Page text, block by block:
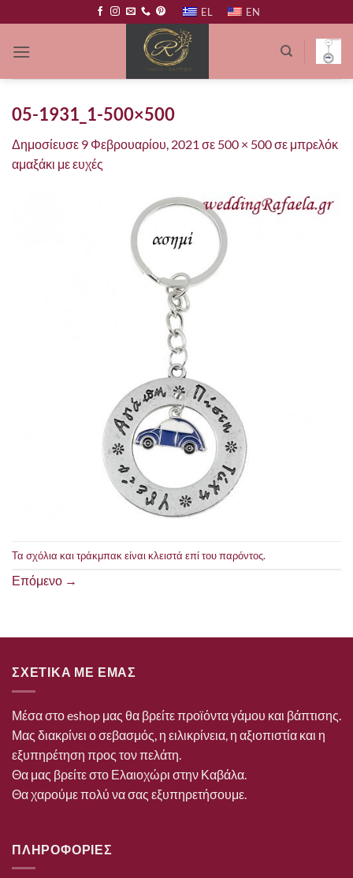
στο
περιεχόμενο
EL EN
05-1931_1-500×500
Δημοσίευσε 9 Φεβρουαρίου, 2021 σε 500 × 500σε μπρελόκ
αμαξάκι με ευχές
Τα σχόλια και τράκμπακ είναι κλειστά επί του παρόντος.
Επόμενο →
ΣΧΕΤΙΚΑ ΜΕ ΕΜΑΣ
Μέσα στο eshop μας θα βρείτε προϊόντα γάμου και βάπτισης.
Μας διακρίνει ο σεβασμός, η ειλικρίνεια, η αξιοπιστία και η
εξυπηρέτηση προς τον πελάτη.
Θα μας βρείτε στο Ελαιοχώρι στην Καβάλα.
Θα χαρούμε πολύ να σας εξυπηρετήσουμε.
ΠΛΗΡΟΦΟΡΙΕΣ